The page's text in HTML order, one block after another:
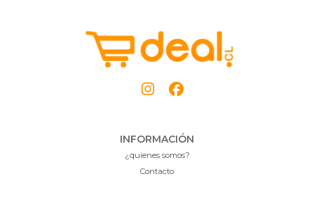
INFORMACIÓN
¿quienes somos?
Contacto